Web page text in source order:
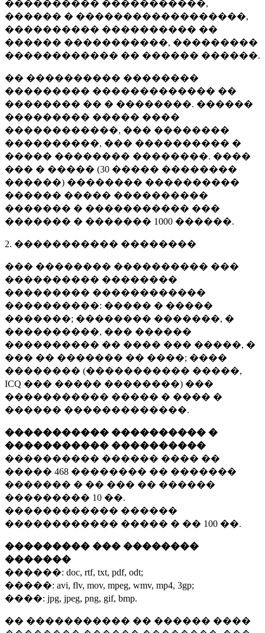
���������� �����������,
������ � ������������������,
���������� ���������� ��
������ �����������, ���������
������������ �� ������ ������.
�� ���������� ��������
��������� ������������� ��
�������� �� � ��������. ������
��������� ����� ����
������������, ��� ��������
����������, ��� ���������� �
����� �������� ��������. ����
��� � ����� (30 ����� ��������
������) �������� ����������
������ ����� ����������
������� � ����������� ���
������� � ������� 1000 ������.
2. ����������� ��������
��� �������� ���������� ���
���������� ��������
��������� ������������
����������: ����� � �����
�������; �������� �������, �
����������, ��� ������
���������� �� ���� ��� �����, �
��� �� ������� �� ����; ����
�������� (����������� �����,
ICQ ��� ����� ��������) ���
����������� ����� � ���� �
������ �������������.
����������� ���������� �
����������� ����������
���������� ������ ���� ��
����� 468 �������� �� �������
������� � �� ��� �� ������
��������� 10 ��.
������������ ������
������������ ����� � �� 100 ��.
��������� ��� ��������
�������
������: doc, rtf, txt, pdf, odt;
�����: avi, flv, mov, mpeg, wmv, mp4, 3gp;
����: jpg, jpeg, png, gif, bmp.
�� ����������� �� ������ ����